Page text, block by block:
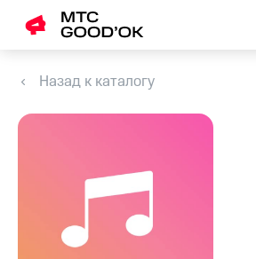
Назад к каталогу